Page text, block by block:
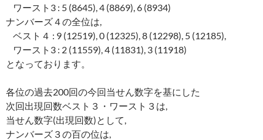
ワースト3 : 5 (8645), 4 (8869), 6 (8934)
ナンバーズ４の全位は,
ベスト４ : 9 (12519), 0 (12325), 8 (12298), 5 (12185),
ワースト3 : 2 (11559), 4 (11831), 3 (11918)
となっております。
各位の過去200回の今回当せん数字を基にした
次回出現回数ベスト３・ワースト３は,
当せん数字(出現回数)として,
ナンバーズ３の百の位は,